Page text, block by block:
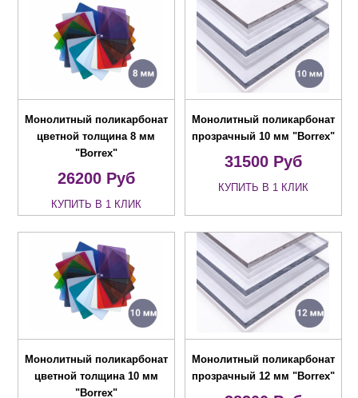
Монолитный поликарбонат
цветной толщина 8 мм
"Borrex"
26200Руб
КУПИТЬ В 1 КЛИК
Монолитный поликарбонат
прозрачный 10 мм "Borrex"
31500Руб
КУПИТЬ В 1 КЛИК
Монолитный поликарбонат
цветной толщина 10 мм
"Borrex"
Монолитный поликарбонат
прозрачный 12 мм "Borrex"